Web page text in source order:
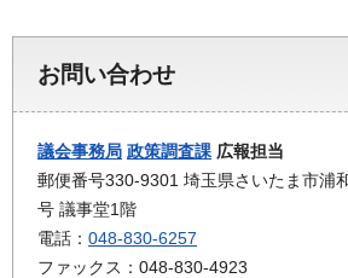
お問い合わせ
議会事務局 政策調査課 広報担当
郵便番号330-9301 埼玉県さいたま市浦
号 議事堂1階
電話： 048-830-6257
ファックス：048-830-4923